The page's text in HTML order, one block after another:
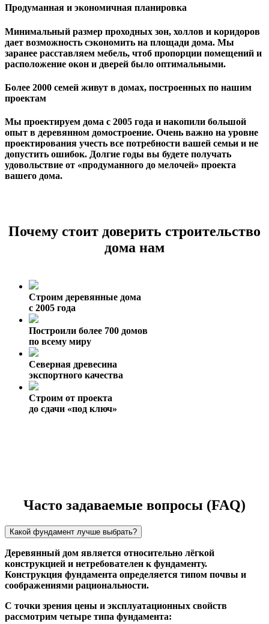
Продуманная и экономичная планировка
Минимальный размер проходных зон, холлов и коридоров
дает возможность сэкономить на площади дома. Мы
заранее расставляем мебель, чтоб пропорции помещений и
расположение окон и дверей было оптимальными.
Более 2000 семей живут в домах, построенных по нашим
проектам
Мы проектируем дома с 2005 года и накопили большой
опыт в деревянном домостроение. Очень важно на уровне
проектирования учесть все потребности вашей семьи и не
допустить ошибок. Долгие годы вы будете получать
удовольствие от «продуманного до мелочей» проекта
вашего дома.
Почему стоит доверить строительство
дома нам
Строим деревянные дома
с 2005 года
Построили более 700 домов
по всему миру
Северная древесина
экспортного качества
Строим от проекта
до сдачи «под ключ»
Часто задаваемые вопросы (FAQ)
Какой фундамент лучше выбрать?
Деревянный дом является относительно лёгкой
конструкцией и нетребователен к фундаменту.
Конструкция фундамента определяется типом почвы и
соображениями рациональности.
С точки зрения цены и эксплуатационных свойств
рассмотрим четыре типа фундамента: